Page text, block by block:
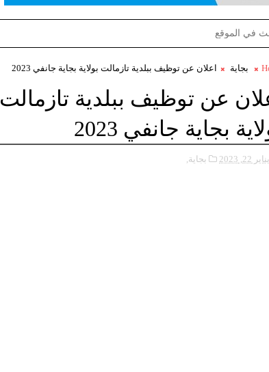
بجاية اعلان عن توظيف ببلدية تازمالت بولاية بجاية جانفي 2023
عن توظيف ببلدية تازمالت
بجاية جانفي 2023
يناير 22, 2023 بجاية,